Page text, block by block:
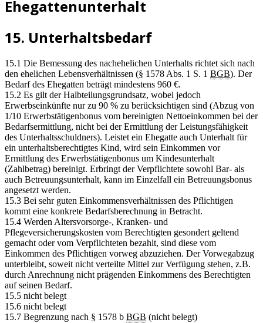
Ehegattenunterhalt
15. Unterhaltsbedarf
15.1 Die Bemessung des nachehelichen Unterhalts richtet sich nach
den ehelichen Lebensverhältnissen (§ 1578 Abs. 1 S. 1 BGB). Der
Bedarf des Ehegatten beträgt mindestens 960 €.
15.2 Es gilt der Halbteilungsgrundsatz, wobei jedoch
Erwerbseinkünfte nur zu 90 % zu berücksichtigen sind (Abzug von
1/10 Erwerbstätigenbonus vom bereinigten Nettoeinkommen bei der
Bedarfsermittlung, nicht bei der Ermittlung der Leistungsfähigkeit
des Unterhaltsschuldners). Leistet ein Ehegatte auch Unterhalt für
ein unterhaltsberechtigtes Kind, wird sein Einkommen vor
Ermittlung des Erwerbstätigenbonus um Kindesunterhalt
(Zahlbetrag) bereinigt. Erbringt der Verpflichtete sowohl Bar- als
auch Betreuungsunterhalt, kann im Einzelfall ein Betreuungsbonus
angesetzt werden.
15.3 Bei sehr guten Einkommensverhältnissen des Pflichtigen
kommt eine konkrete Bedarfsberechnung in Betracht.
15.4 Werden Altersvorsorge-, Kranken- und
Pflegeversicherungskosten vom Berechtigten gesondert geltend
gemacht oder vom Verpflichteten bezahlt, sind diese vom
Einkommen des Pflichtigen vorweg abzuziehen. Der Vorwegabzug
unterbleibt, soweit nicht verteilte Mittel zur Verfügung stehen, z.B.
durch Anrechnung nicht prägenden Einkommens des Berechtigten
auf seinen Bedarf.
15.5 nicht belegt
15.6 nicht belegt
15.7 Begrenzung nach § 1578 b BGB (nicht belegt)